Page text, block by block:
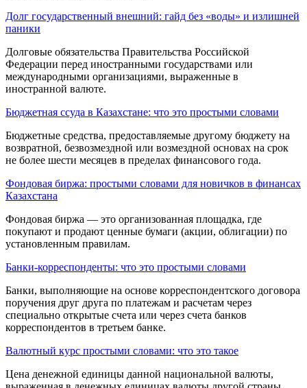
Долг государственный внешний: гайд без «воды» и излишней
паники
Дол­говые обязательства Правительства Российской
Федерации перед иностранными государствами или
международными организациями, выражен­ные в
иностранной валюте.
Бюджетная ссуда в Казахстане: что это простыми словами
Бюджетные средства, предоставляемые другому бюджету на
возврат­ной, безвозмездной или возмездной основах на срок
не более шести месяцев в пределах финан­сового года.
Фондовая биржа: простыми словами для новичков в финансах
Казахстана
Фондовая биржа — это организованная площадка, где
покупают и продают ценные бумаги (акции, облигации) по
установленным правилам.
Банки-корреспонденты: что это простыми словами
Банки, выпол­няющие на основе корреспондентского договора
поручения друг друга по платежам и расчетам через
специально открытые счета или через счета банков
корреспондентов в третьем банке.
Валютный курс простыми словами: что это такое
Цена денежной единицы данной национальной валюты,